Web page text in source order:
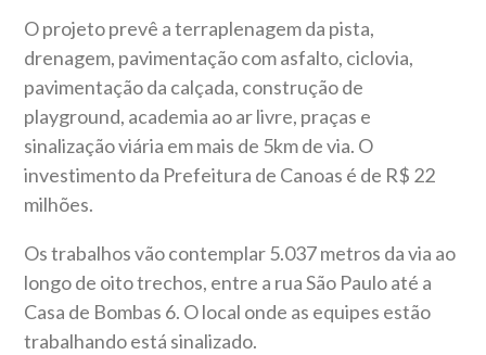
O projeto prevê a terraplenagem da pista,
drenagem, pavimentação com asfalto, ciclovia,
pavimentação da calçada, construção de
playground, academia ao ar livre, praças e
sinalização viária em mais de 5km de via. O
investimento da Prefeitura de Canoas é de R$ 22
milhões.
Os trabalhos vão contemplar 5.037 metros da via ao
longo de oito trechos, entre a rua São Paulo até a
Casa de Bombas 6. O local onde as equipes estão
trabalhando está sinalizado.